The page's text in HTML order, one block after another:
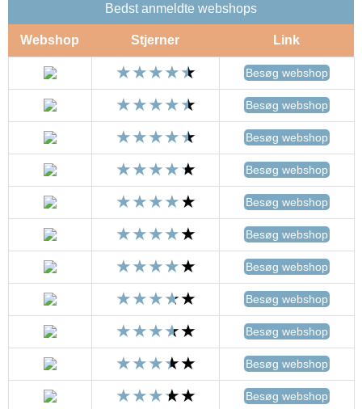
Bedst anmeldte webshops
Webshop Stjerner Link
Besøg webshop
Besøg webshop
Besøg webshop
Besøg webshop
Besøg webshop
Besøg webshop
Besøg webshop
Besøg webshop
Besøg webshop
Besøg webshop
Besøg webshop